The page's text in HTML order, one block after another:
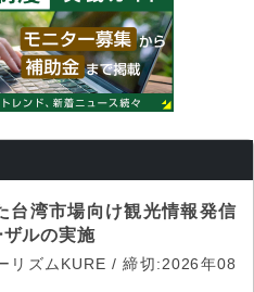
台湾市場向け観光情報発信
ルの実施
リズムKURE / 締切:2026年08